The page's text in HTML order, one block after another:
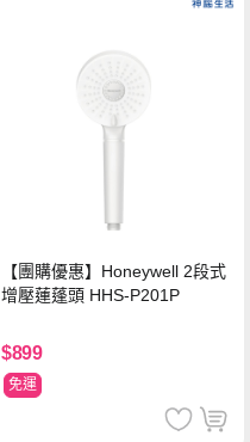
【團購優惠】Honeywell 2段式
增壓蓮蓬頭 HHS-P201P
$899
免運